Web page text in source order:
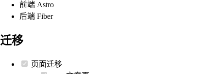
前端 Astro
后端 Fiber
迁移
页面迁移